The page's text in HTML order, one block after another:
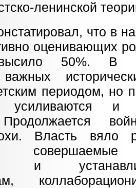
ленинской
что в
оценивающих
50%. В
важных
периодом, но
и
Продолжается
Власть вяло
и